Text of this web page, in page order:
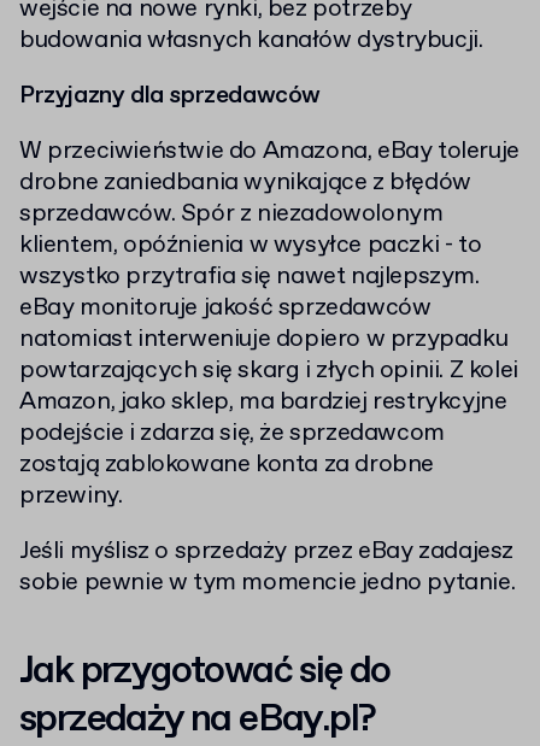
wejście na nowe rynki, bez potrzeby
budowania własnych kanałów dystrybucji.
Przyjazny dla sprzedawców
W przeciwieństwie do Amazona, eBay toleruje
drobne zaniedbania wynikające z błędów
sprzedawców. Spór z niezadowolonym
klientem, opóźnienia w wysyłce paczki - to
wszystko przytrafia się nawet najlepszym.
eBay monitoruje jakość sprzedawców
natomiast interweniuje dopiero w przypadku
powtarzających się skarg i złych opinii. Z kolei
Amazon, jako sklep, ma bardziej restrykcyjne
podejście i zdarza się, że sprzedawcom
zostają zablokowane konta za drobne
przewiny.
Jeśli myślisz o sprzedaży przez eBay zadajesz
sobie pewnie w tym momencie jedno pytanie.
Jak przygotować się do
sprzedaży na eBay.pl?